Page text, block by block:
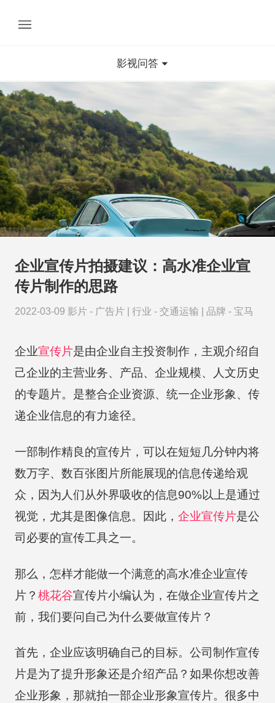
影视问答
企业宣传片拍摄建议：高水准企业宣
传片制作的思路
2022-03-09 影片 - 广告片 行业 - 交通运输 品牌 - 宝马
企业宣传片是由企业自主投资制作，主观介绍自
己企业的主营业务、产品、企业规模、人文历史
的专题片。是整合企业资源、统一企业形象、传
递企业信息的有力途径。
一部制作精良的宣传片，可以在短短几分钟内将
数万字、数百张图片所能展现的信息传递给观
众，因为人们从外界吸收的信息90%以上是通过
视觉，尤其是图像信息。因此， 企业宣传片是公
司必要的宣传工具之一。
那么，怎样才能做一个满意的高水准企业宣传
片？ 桃花谷宣传片小编认为，在做企业宣传片之
前，我们要问自己为什么要做宣传片？
首先，企业应该明确自己的目标。公司制作宣传
片是为了提升形象还是介绍产品？如果你想改善
企业形象，那就拍一部企业形象宣传片。很多中